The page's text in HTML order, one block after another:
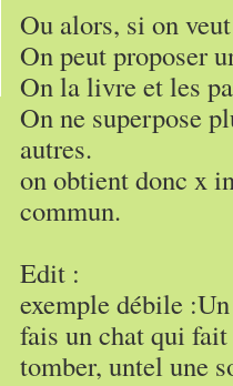
Ou alors, si on
On peut proposer
On la livre et les
On ne superpose
autres.
on obtient donc x
commun.
Edit :
exemple débile
fais un chat qui
tomber, untel une